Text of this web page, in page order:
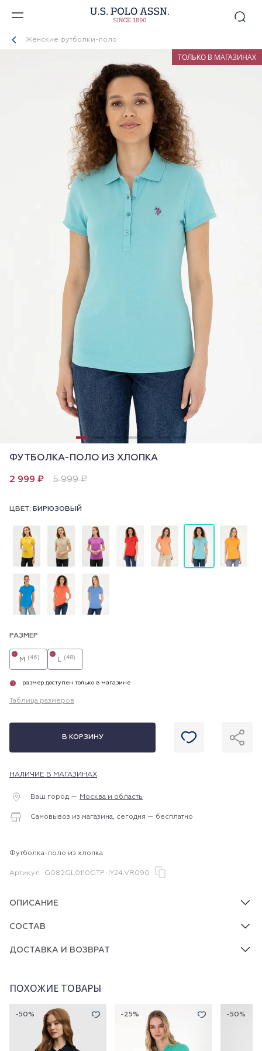
Женские футболки-поло
ТОЛЬКО В МАГАЗИНАХ
ФУТБОЛКА-ПОЛО ИЗ ХЛОПКА
2 999 ₽ 5 999 ₽
ЦВЕТ: БИРЮЗОВЫЙ
РАЗМЕР
M (46)
i
L (48)
i
i размер доступен только в магазине
Таблица размеров
В КОРЗИНУ
НАЛИЧИЕ В МАГАЗИНАХ
Ваш город — Москва и область
Самовывоз из магазина, сегодня — бесплатно
Футболка-поло из хлопка
Артикул G082GL0110GTP-IY24.VR090
ОПИСАНИЕ
СОСТАВ
ДОСТАВКА И ВОЗВРАТ
ПОХОЖИЕ ТОВАРЫ
-50% -25% -50%